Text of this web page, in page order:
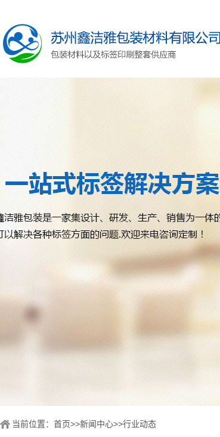
当前位置： 首页>>新闻中心>>行业动态